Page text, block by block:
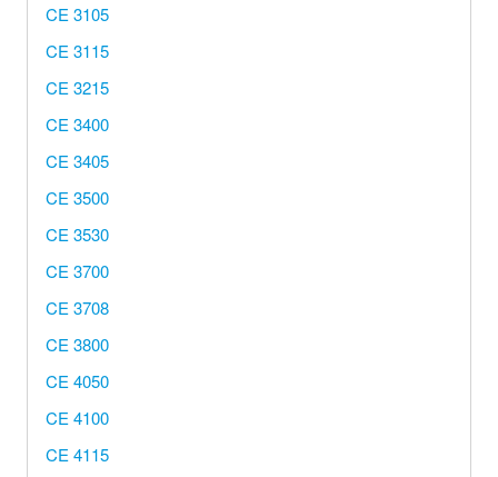
CE 3105
CE 3115
CE 3215
CE 3400
CE 3405
CE 3500
CE 3530
CE 3700
CE 3708
CE 3800
CE 4050
CE 4100
CE 4115